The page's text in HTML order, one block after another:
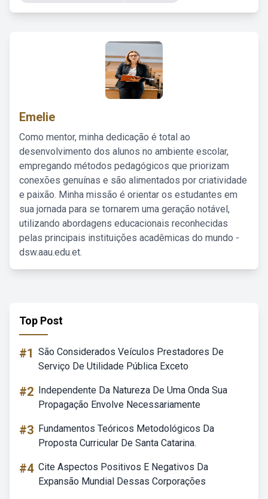
Emelie
Como mentor, minha dedicação é total ao
desenvolvimento dos alunos no ambiente escolar,
empregando métodos pedagógicos que priorizam
conexões genuínas e são alimentados por criatividade
e paixão. Minha missão é orientar os estudantes em
sua jornada para se tornarem uma geração notável,
utilizando abordagens educacionais reconhecidas
pelas principais instituições acadêmicas do mundo -
dsw.aau.edu.et.
Top Post
#1 São Considerados Veículos Prestadores De
Serviço De Utilidade Pública Exceto
#2 Independente Da Natureza De Uma Onda Sua
Propagação Envolve Necessariamente
#3 Fundamentos Teóricos Metodológicos Da
Proposta Curricular De Santa Catarina.
#4 Cite Aspectos Positivos E Negativos Da
Expansão Mundial Dessas Corporações